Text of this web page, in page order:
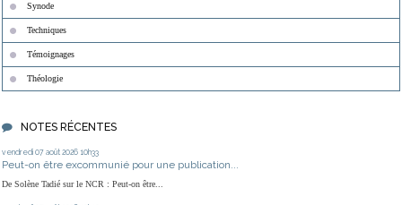
Synode
Techniques
Témoignages
Théologie
NOTES RÉCENTES
vendredi 07 août 2026 10h33
Peut-on être excommunié pour une publication...
De Solène Tadié sur le NCR : Peut-on être...